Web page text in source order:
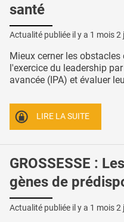
santé
Actualité publiée il y a 1 mois 2
Mieux cerner les
l'exercice du leadership
avancée (IPA) et évaluer
LIRE LA SUITE
GROSSESSE :
gènes de
Actualité publiée il y a 1 mois 2